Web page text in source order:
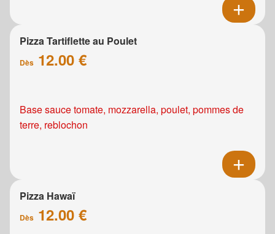
Pizza Tartiflette au Poulet
Dès 12.00 €
Base sauce tomate, mozzarella, poulet, pommes de
terre, reblochon
Pizza Hawaï
Dès 12.00 €